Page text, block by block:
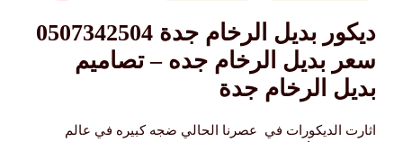
ديكور بديل الرخام جدة 0507342504
سعر بديل الرخام جده – تصاميم
بديل الرخام جدة
اثارت الديكورات في عصرنا الحالي ضجه كبيره في عالم